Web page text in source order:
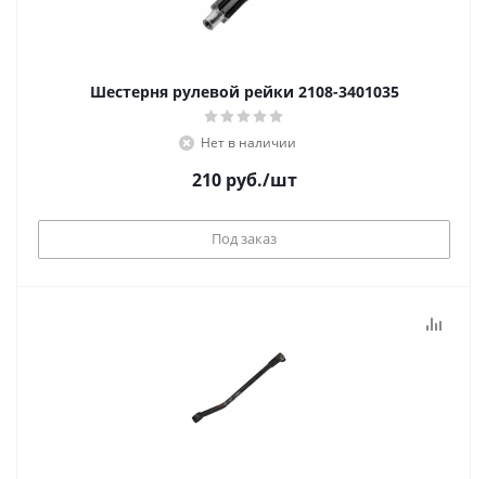
Шестерня рулевой рейки 2108-3401035
Нет в наличии
210руб./шт
Под заказ